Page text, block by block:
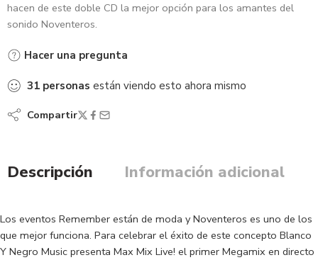
hacen de este doble CD la mejor opción para los amantes del
sonido Noventeros.
Hacer una pregunta
31 personas están viendo esto ahora mismo
Compartir
Descripción Información adicional
Los eventos Remember están de moda y Noventeros es uno de los
que mejor funciona. Para celebrar el éxito de este concepto Blanco
Y Negro Music presenta Max Mix Live! el primer Megamix en directo